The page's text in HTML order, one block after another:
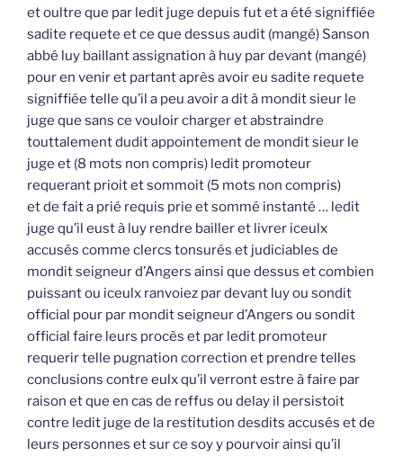
et oultre que par ledit juge depuis fut et a été signiffiée
sadite requete et ce que dessus audit (mangé) Sanson
abbé luy baillant assignation à huy par devant (mangé)
pour en venir et partant après avoir eu sadite requete
signiffiée telle qu’il a peu avoir a dit à mondit sieur le
juge que sans ce vouloir charger et abstraindre
touttalement dudit appointement de mondit sieur le
juge et (8 mots non compris) ledit promoteur
requerant prioit et sommoit (5 mots non compris)
et de fait a prié requis prie et sommé instanté … ledit
juge qu’il eust à luy rendre bailler et livrer iceulx
accusés comme clercs tonsurés et judiciables de
mondit seigneur d’Angers ainsi que dessus et combien
puissant ou iceulx ranvoiez par devant luy ou sondit
official pour par mondit seigneur d’Angers ou sondit
official faire leurs procès et par ledit promoteur
requerir telle pugnation correction et prendre telles
conclusions contre eulx qu’il verront estre à faire par
raison et que en cas de reffus ou delay il persistoit
contre ledit juge de la restitution desdits accusés et de
leurs personnes et sur ce soy y pourvoir ainsi qu’il